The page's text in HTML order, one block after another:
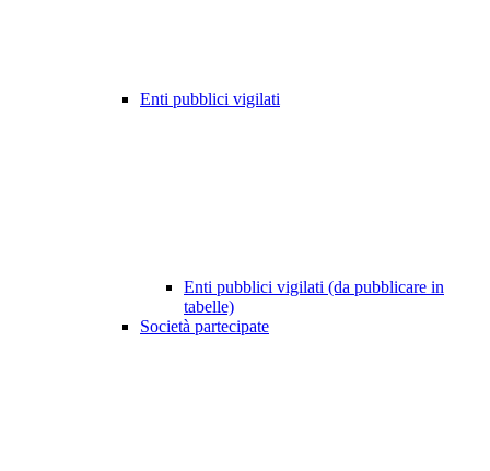
Enti pubblici vigilati
Enti pubblici vigilati (da pubblicare in
tabelle)
Società partecipate